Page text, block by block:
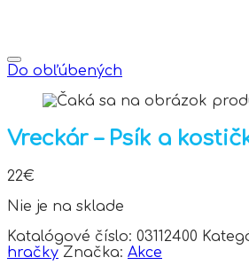
Do obľúbených
Vreckár – Psík a
22€
Nie je na sklade
Katalógové číslo: 03112400
hračky Značka: Akce